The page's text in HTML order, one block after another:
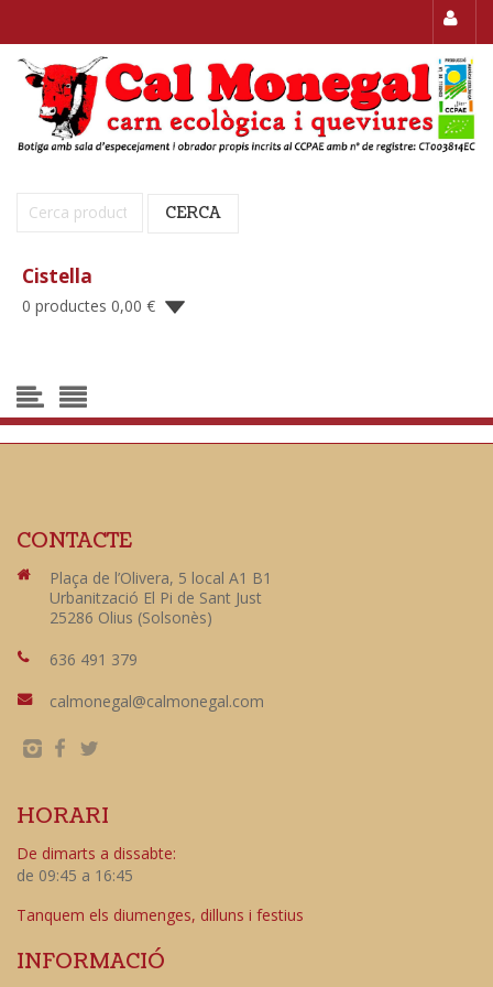
Cerca: CERCA
Cistella
0 productes 0,00 €
CONTACTE
Plaça de l’Olivera, 5 local A1 B1
Urbanització El Pi de Sant Just
25286 Olius (Solsonès)
636 491 379
calmonegal@calmonegal.com
HORARI
De dimarts a dissabte:
de 09:45 a 16:45
Tanquem els diumenges, dilluns i festius
INFORMACIÓ